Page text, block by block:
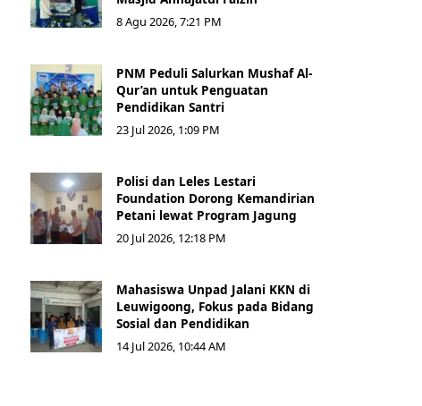
8 Agu 2026, 7:21 PM
PNM Peduli Salurkan Mushaf Al-
Qur’an untuk Penguatan
Pendidikan Santri
23 Jul 2026, 1:09 PM
Polisi dan Leles Lestari
Foundation Dorong Kemandirian
Petani lewat Program Jagung
20 Jul 2026, 12:18 PM
Mahasiswa Unpad Jalani KKN di
Leuwigoong, Fokus pada Bidang
Sosial dan Pendidikan
14 Jul 2026, 10:44 AM